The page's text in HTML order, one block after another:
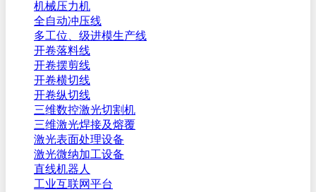
机械压力机
全自动冲压线
多工位、级进模生产线
开卷落料线
开卷摆剪线
开卷横切线
开卷纵切线
三维数控激光切割机
三维激光焊接及熔覆
激光表面处理设备
激光微纳加工设备
直线机器人
工业互联网平台